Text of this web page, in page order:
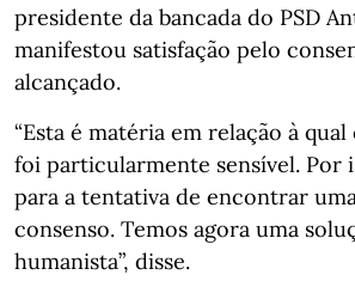
presidente da bancada do PSD
manifestou satisfação pelo
alcançado.
“Esta é matéria em relação à qual
foi particularmente sensível. Por
para a tentativa de encontrar
consenso. Temos agora uma
humanista”, disse.